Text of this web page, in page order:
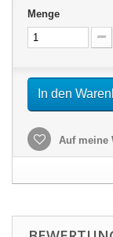
Menge
In den
Auf meine